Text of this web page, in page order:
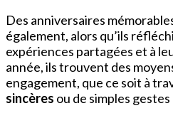
Des anniversaires
également, alors qu’ils
expériences partagées et à
année, ils trouvent des
engagement, que ce soit à
sincères ou de simples